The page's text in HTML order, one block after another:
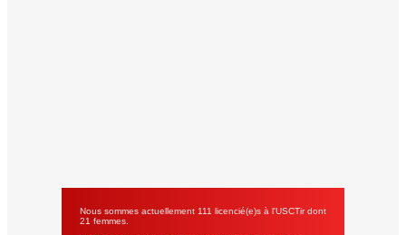
Nous sommes actuellement 111 licencié(e)s à l'USCTir dont
21 femmes.